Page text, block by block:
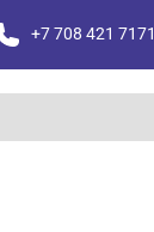
+7 708 421 7171